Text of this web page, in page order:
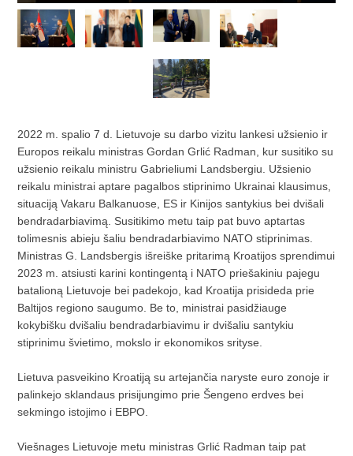
2022 m. spalio 7 d. Lietuvoje su darbo vizitu lankesi užsienio ir
Europos reikalu ministras Gordan Grlić Radman, kur susitiko su
užsienio reikalu ministru Gabrieliumi Landsbergiu. Užsienio
reikalu ministrai aptare pagalbos stiprinimo Ukrainai klausimus,
situaciją Vakaru Balkanuose, ES ir Kinijos santykius bei dvišali
bendradarbiavimą. Susitikimo metu taip pat buvo aptartas
tolimesnis abieju šaliu bendradarbiavimo NATO stiprinimas.
Ministras G. Landsbergis išreiške pritarimą Kroatijos sprendimui
2023 m. atsiusti karini kontingentą i NATO priešakiniu pajegu
batalioną Lietuvoje bei padekojo, kad Kroatija prisideda prie
Baltijos regiono saugumo. Be to, ministrai pasidžiauge
kokybišku dvišaliu bendradarbiavimu ir dvišaliu santykiu
stiprinimu švietimo, mokslo ir ekonomikos srityse.
Lietuva pasveikino Kroatiją su artejančia naryste euro zonoje ir
palinkejo sklandaus prisijungimo prie Šengeno erdves bei
sekmingo istojimo i EBPO.
Viešnages Lietuvoje metu ministras Grlić Radman taip pat